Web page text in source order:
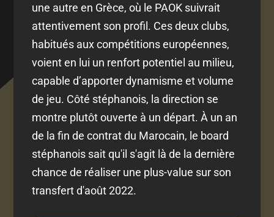
une autre en Grèce, où le PAOK suivrait
attentivement son profil. Ces deux clubs,
habitués aux compétitions européennes,
voient en lui un renfort potentiel au milieu,
capable d’apporter dynamisme et volume
de jeu. Côté stéphanois, la direction se
montre plutôt ouverte à un départ. À un an
de la fin de contrat du Marocain, le board
stéphanois sait qu'il s'agit là de la dernière
chance de réaliser une plus-value sur son
transfert d'août 2022.